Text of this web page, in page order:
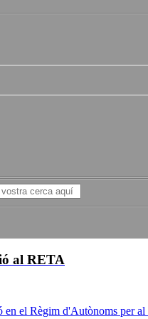
al RETA
en el Règim d'Autònoms per al